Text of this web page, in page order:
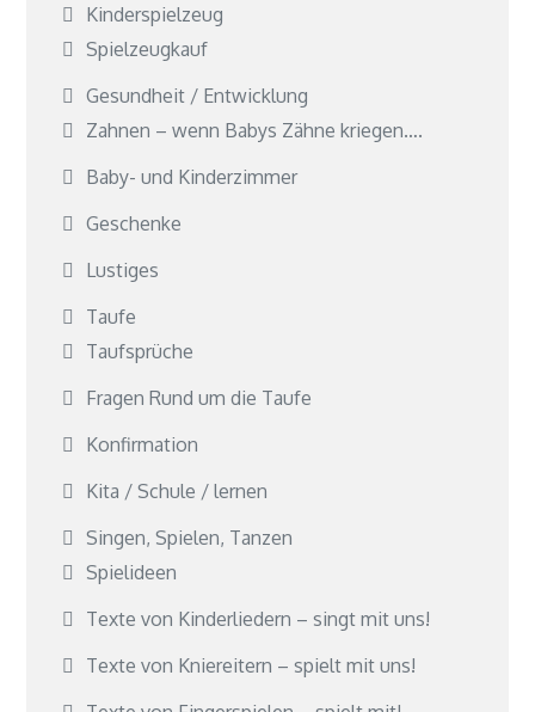
Kinderspielzeug
Spielzeugkauf
Gesundheit / Entwicklung
Zahnen – wenn Babys Zähne kriegen….
Baby- und Kinderzimmer
Geschenke
Lustiges
Taufe
Taufsprüche
Fragen Rund um die Taufe
Konfirmation
Kita / Schule / lernen
Singen, Spielen, Tanzen
Spielideen
Texte von Kinderliedern – singt mit uns!
Texte von Kniereitern – spielt mit uns!